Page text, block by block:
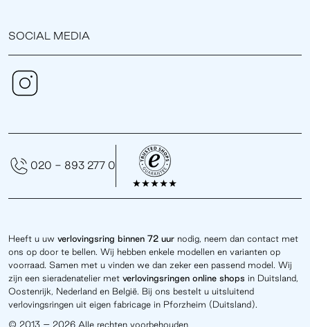
SOCIAL MEDIA
Heeft u uw verlovingsring binnen 72 uur nodig, neem dan contact met
ons op door te bellen. Wij hebben enkele modellen en varianten op
voorraad. Samen met u vinden we dan zeker een passend model. Wij
zijn een sieradenatelier met verlovingsringen online shops in Duitsland,
Oostenrijk, Nederland en België. Bij ons bestelt u uitsluitend
verlovingsringen uit eigen fabricage in Pforzheim (Duitsland).
© 2013 – 2026 Alle rechten voorbehouden
020 - 893 277 0